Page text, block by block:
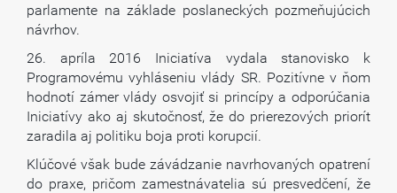
parlamente na základe poslaneckých pozmeňujúcich
návrhov.
26. apríla 2016 Iniciatíva vydala stanovisko k
Programovému vyhláseniu vlády SR. Pozitívne v ňom
hodnotí zámer vlády osvojiť si princípy a odporúčania
Iniciatívy ako aj skutočnosť, že do prierezových priorít
zaradila aj politiku boja proti korupcií.
Klúčové však bude závádzanie navrhovaných opatrení
do praxe, pričom zamestnávatelia sú presvedčení, že